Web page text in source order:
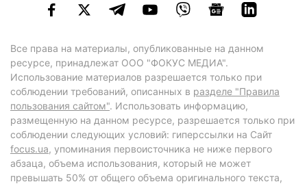
Все права на материалы, опубликованные на данном
ресурсе, принадлежат ООО "ФОКУС МЕДИА".
Использование материалов разрешается только при
соблюдении требований, описанных в разделе "Правила
пользования сайтом". Использовать информацию,
размещенную на данном ресурсе, разрешается только при
соблюдении следующих условий: гиперссылки на Сайт
focus.ua, упоминания первоисточника не ниже первого
абзаца, объема использования, который не может
превышать 50% от общего объема оригинального текста,